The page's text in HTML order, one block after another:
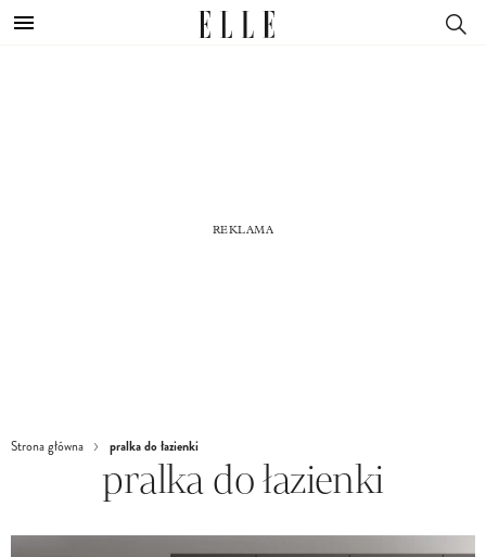
Strona główna pralka do łazienki
pralka do łazienki